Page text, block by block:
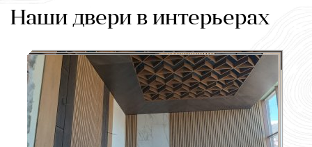
Наши двери в интерьерах